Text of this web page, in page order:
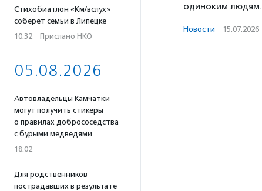
Стихобиатлон «Км/вслух»
соберет семьи в Липецке
10:32 · Прислано НКО
05.08.2026
Автовладельцы Камчатки
могут получить стикеры
о правилах добрососедства
с бурыми медведями
18:02
Для родственников
пострадавших в результате
одиноким людям.
Новости · 15.07.2026